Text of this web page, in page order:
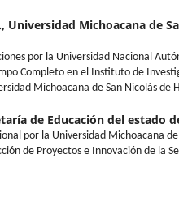
Universidad Michoacana de
por la Universidad Nacional
Completo en el Instituto de
Michoacana de San Nicolás de
de Educación del estado
por la Universidad Michoacana de
de Proyectos e Innovación de la